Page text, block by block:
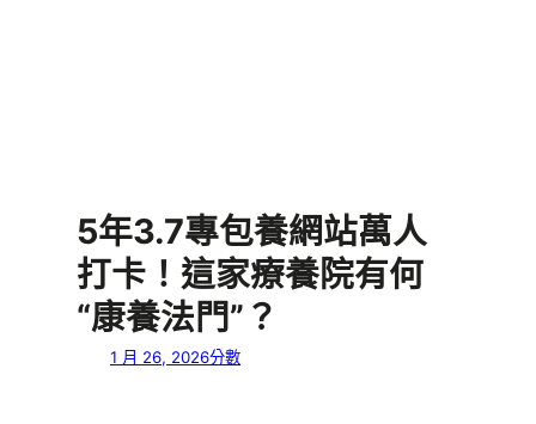
5年3.7專包養網站萬人
打卡！這家療養院有何
“康養法門”？
1 月 26, 2026分數